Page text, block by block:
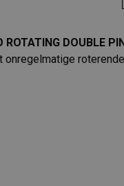
ROTATING DOUBLE
onregelmatige